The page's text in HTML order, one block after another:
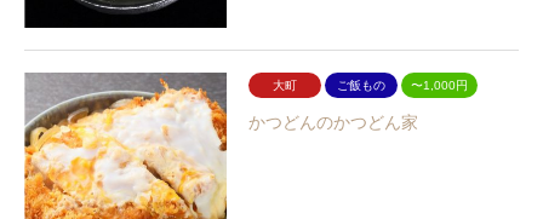
大町 ご飯もの 〜1,000円
かつどんのかつどん家